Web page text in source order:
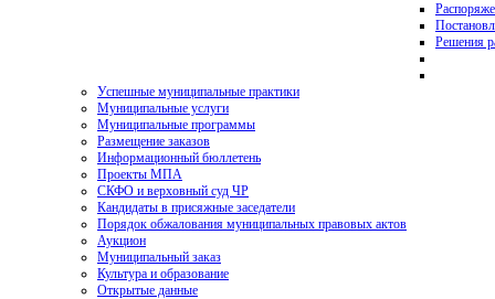
Решения
Успешные муниципальные практики
Муниципальные услуги
Муниципальные программы
Размещение заказов
Информационный бюллетень
Проекты МПА
СКФО и верховный суд ЧР
Кандидаты в присяжные заседатели
Порядок обжалования муниципальных правовых актов
Аукцион
Муниципальный заказ
Культура и образование
Открытые данные